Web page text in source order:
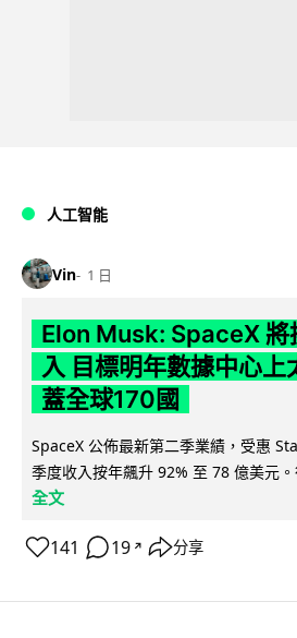
人工智能
Vin 1 日
Elon Musk: SpaceX 將
入 目標明年數據中心
蓋全球170國
SpaceX 公佈最新第二季業績，受惠
季度收入按年飆升 92% 至 78 億美元
全文
141 19 ↗ 分享